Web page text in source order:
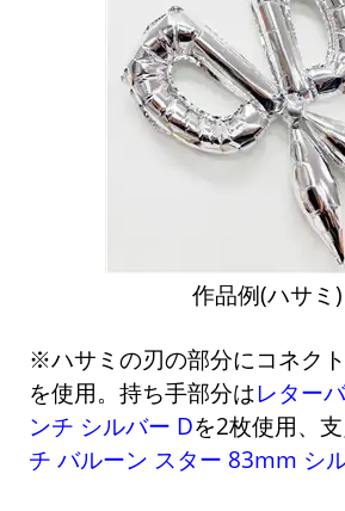
作品例(ハサミ)
※ハサミの刃の部分にコネク
を使用。持ち手部分はレター
ンチ シルバー Dを2枚使用、
チ バルーン スター 83mm シ